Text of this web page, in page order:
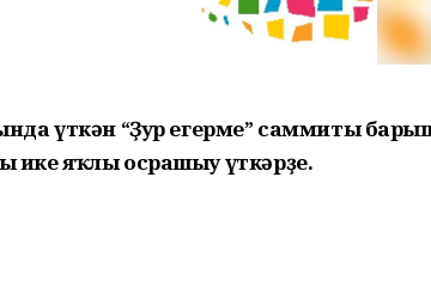
үткән “Ҙур егерме” саммиты
ике яҡлы осрашыу үткәрҙе.